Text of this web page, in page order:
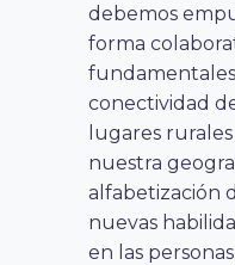
debemos
forma
conectividad
lugares
nuestra
alfabetización
nuevas
en las